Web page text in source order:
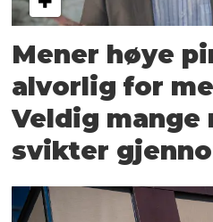
Mener høye
alvorlig for
Veldig mange
svikter